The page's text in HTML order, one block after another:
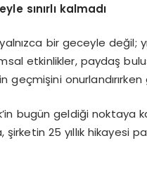
sınırlı kalmadı
yalnızca bir geceyle
etkinlikler, paydaş
geçmişini
bugün geldiği noktaya
25 yıllık hikayesi